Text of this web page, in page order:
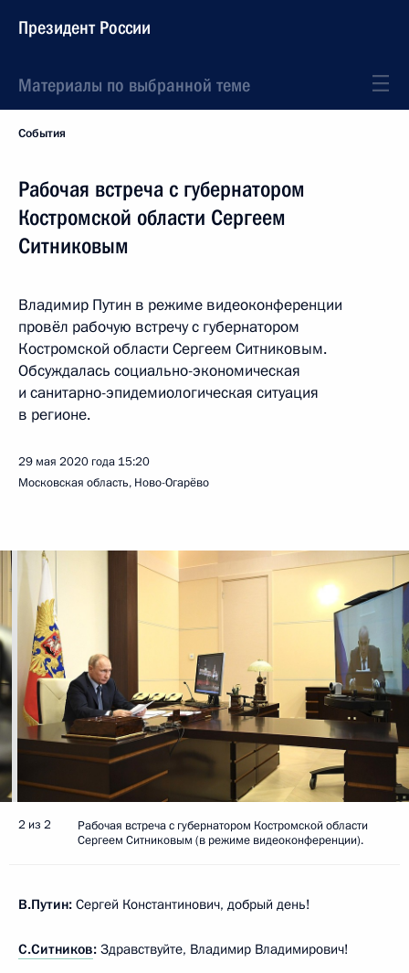
Президент России
Материалы по выбранной теме
События
Рабочая встреча с губернатором
Костромской области Сергеем
Ситниковым
Владимир Путин в режиме видеоконференции
провёл рабочую встречу с губернатором
Костромской области Сергеем Ситниковым.
Обсуждалась социально-экономическая
и санитарно-эпидемиологическая ситуация
в регионе.
29 мая 2020 года 15:20
Московская область, Ново-Огарёво
2 из 2
Рабочая встреча с губернатором Костромской области
Сергеем Ситниковым (в режиме видеоконференции).
В.Путин: Сергей Константинович, добрый день!
С.Ситников: Здравствуйте, Владимир Владимирович!